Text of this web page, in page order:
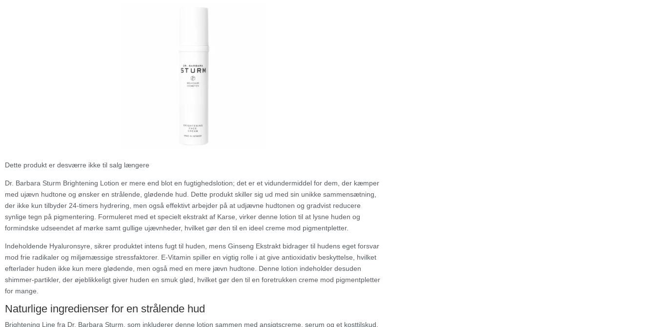
Dette produkt er desværre ikke til salg længere
Dr. Barbara Sturm Brightening Lotion er mere end blot en fugtighedslotion; det er et vidundermiddel for dem, der kæmper
med ujævn hudtone og ønsker en strålende, glødende hud. Dette produkt skiller sig ud med sin unikke sammensætning,
der ikke kun tilbyder 24-timers hydrering, men også effektivt arbejder på at udjævne hudtonen og gradvist reducere
synlige tegn på pigmentering. Formuleret med et specielt ekstrakt af Karse, virker denne lotion til at lysne huden og
formindske udseendet af mørke samt gullige ujævnheder, hvilket gør den til en ideel creme mod pigmentpletter.
Indeholdende Hyaluronsyre, sikrer produktet intens fugt til huden, mens Ginseng Ekstrakt bidrager til hudens eget forsvar
mod frie radikaler og miljømæssige stressfaktorer. E-Vitamin spiller en vigtig rolle i at give antioxidativ beskyttelse, hvilket
efterlader huden ikke kun mere glødende, men også med en mere jævn hudtone. Denne lotion indeholder desuden
shimmer-partikler, der øjeblikkeligt giver huden en smuk glød, hvilket gør den til en foretrukken creme mod pigmentpletter
for mange.
Naturlige ingredienser for en strålende hud
Brightening Line fra Dr. Barbara Sturm, som inkluderer denne lotion sammen med ansigtscreme, serum og et kosttilskud,